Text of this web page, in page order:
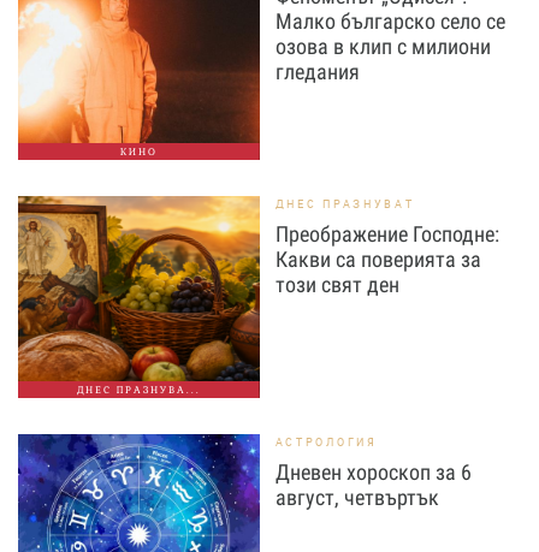
КИНО
Малко българско село се
озова в клип с милиони
гледания
ДНЕС ПРАЗНУВА...
ДНЕС ПРАЗНУВАТ
Преображение Господне:
Какви са поверията за
този свят ден
АСТРОЛОГИЯ
Дневен хороскоп за 6
август, четвъртък